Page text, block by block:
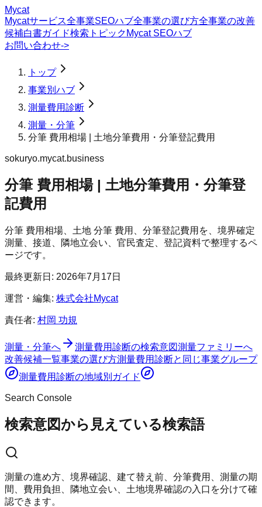
Mycat
Mycatサービス全事業SEOハブ全事業の選び方全事業の改善
候補白書ガイド検索トピック Mycat SEOハブ
お問い合わせ->
トップ
事業別ハブ
測量費用診断
測量・分筆
分筆 費用相場 | 土地分筆費用・分筆登記費用
sokuryo.mycat.business
分筆 費用相場 | 土地分筆費用・分筆登
記費用
分筆 費用相場、土地 分筆 費用、分筆登記費用を、境界確定
測量、接道、隣地立会い、官民査定、登記資料で整理するペ
ージです。
最終更新日: 2026年7月17日
運営・編集: 株式会社Mycat
責任者: 村岡 功規
測量・分筆へ 測量費用診断の検索意図測量ファミリーへ
改善候補一覧事業の選び方測量費用診断と同じ事業グループ
測量費用診断の地域別ガイド
Search Console
検索意図から見えている検索語
測量の進め方、境界確認、建て替え前、分筆費用、測量の期
間、費用負担、隣地立会い、土地境界確認の入口を分けて確
認できます。